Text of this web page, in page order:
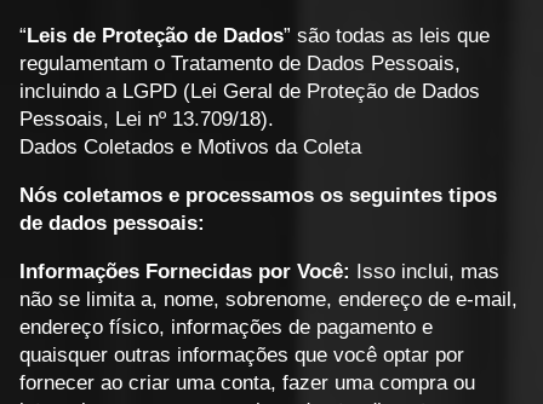
“Leis de Proteção de Dados” são todas as leis que
regulamentam o Tratamento de Dados Pessoais,
incluindo a LGPD (Lei Geral de Proteção de Dados
Pessoais, Lei nº 13.709/18).
Dados Coletados e Motivos da Coleta
Nós coletamos e processamos os seguintes tipos
de dados pessoais:
Informações Fornecidas por Você: Isso inclui, mas
não se limita a, nome, sobrenome, endereço de e-mail,
endereço físico, informações de pagamento e
quaisquer outras informações que você optar por
fornecer ao criar uma conta, fazer uma compra ou